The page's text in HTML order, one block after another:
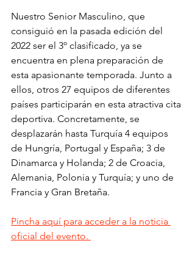
Nuestro Senior Masculino, que
consiguió en la pasada edición del
2022 ser el 3º clasificado, ya se
encuentra en plena preparación de
esta apasionante temporada. Junto a
ellos, otros 27 equipos de diferentes
países participarán en esta atractiva cita
deportiva. Concretamente, se
desplazarán hasta Turquía 4 equipos
de Hungría, Portugal y España; 3 de
Dinamarca y Holanda; 2 de Croacia,
Alemania, Polonia y Turquía; y uno de
Francia y Gran Bretaña.
Pincha aquí para acceder a la noticia
oficial del evento.